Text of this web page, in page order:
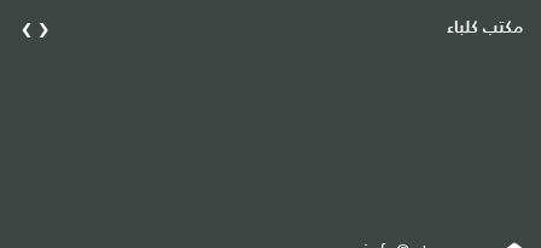
مكتب كلباء ‹
›